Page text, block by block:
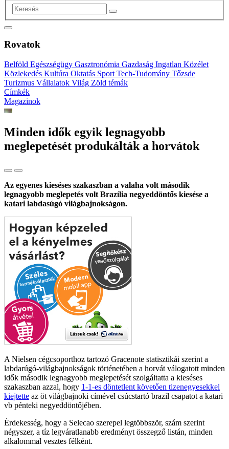
Rovatok
Belföld Egészségügy Gasztronómia Gazdaság Ingatlan Közélet
Közlekedés Kultúra Oktatás Sport Tech-Tudomány Tőzsde
Turizmus Vállalatok Világ Zöld témák
Címkék
Magazinok
Minden idők egyik legnagyobb
meglepetését produkálták a horvátok
Az egyenes kieséses szakaszban a valaha volt második
legnagyobb meglepetés volt Brazília negyeddöntős kiesése a
katari labdasúgó világbajnokságon.
A Nielsen cégcsoporthoz tartozó Gracenote statisztikái szerint a
labdarúgó-világbajnokságok történetében a horvát válogatott minden
idők második legnagyobb meglepetését szolgáltatta a kieséses
szakaszban azzal, hogy 1-1-es döntetlent követően tizenegyesekkel
kiejtette az öt világbajnoki címével csúcstartó brazil csapatot a katari
vb pénteki negyeddöntőjében.
Érdekesség, hogy a Selecao szerepel legtöbbször, szám szerint
négyszer, a tíz legváratlanabb eredményt összegző listán, minden
alkalommal vesztes félként.